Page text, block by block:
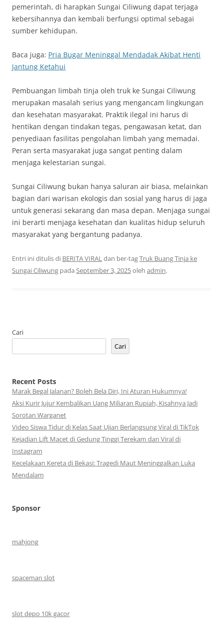
pemerintah, di harapkan Sungai Ciliwung dapat terjaga
kebersihannya dan kembali berfungsi optimal sebagai
sumber kehidupan.
Baca juga: Pria Bugar Meninggal Mendadak Akibat Henti
Jantung Ketahui
Pembuangan limbah tinja oleh truk ke Sungai Ciliwung
merupakan masalah serius yang mengancam lingkungan
dan kesehatan masyarakat. Praktik ilegal ini harus di
hentikan dengan tindakan tegas, pengawasan ketat, dan
penyediaan fasilitas pengolahan limbah yang memadai.
Peran serta masyarakat juga sangat penting dalam
menjaga kelestarian sungai.
Sungai Ciliwung bukan hanya saluran air biasa, melainkan
bagian dari warisan ekologis dan sosial yang harus di jaga
untuk generasi sekarang dan masa depan. Menjaga sungai
ini berarti menjaga kesehatan dan kualitas hidup seluruh
masyarakat yang bergantung padanya.
Entri ini ditulis di BERITA VIRALdan ber-tagTruk Buang Tinja ke
Sungai Ciliwung pada September 3, 2025oleh admin.
Cari
Cari
Recent Posts
Marak Begal Jalanan? Boleh Bela Diri, Ini Aturan Hukumnya!
Aksi Kurir Jujur Kembalikan Uang Miliaran Rupiah, Kisahnya Jadi
Sorotan Warganet
Video Siswa Tidur di Kelas Saat Ujian Berlangsung Viral di TikTok
Kejadian Lift Macet di Gedung Tinggi Terekam dan Viral di
Instagram
Kecelakaan Kereta di Bekasi: Tragedi Maut Meninggalkan Luka
Mendalam
Sponsor
mahjong
spaceman slot
slot depo 10k gacor